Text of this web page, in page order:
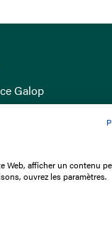
Galop
courses
afficher un contenu
ouvrez les paramètres.